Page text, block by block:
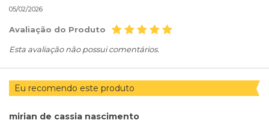
05/02/2026
Avaliação do Produto
Esta avaliação não possui comentários.
Eu recomendo este produto
mirian de cassia nascimento